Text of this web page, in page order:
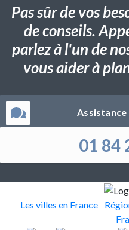
Pas sûr de vos
de conseils.
parlez à l'un de
vous aider à
01 84
Les villes en France